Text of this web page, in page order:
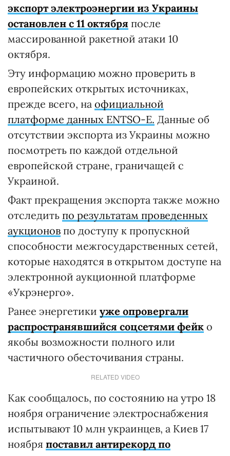
экспорт электроэнергии из Украины
остановлен с 11 октября после
массированной ракетной атаки 10
октября.
Эту информацию можно проверить в
европейских открытых источниках,
прежде всего, на официальной
платформе данных ENTSO-E. Данные об
отсутствии экспорта из Украины можно
посмотреть по каждой отдельной
европейской стране, граничащей с
Украиной.
Факт прекращения экспорта также можно
отследить по результатам проведенных
аукционов по доступу к пропускной
способности межгосударственных сетей,
которые находятся в открытом доступе на
электронной аукционной платформе
«Укрэнерго».
Ранее энергетики уже опровергали
распространявшийся соцсетями фейк о
якобы возможности полного или
частичного обесточивания страны.
RELATED VIDEO
Как сообщалось, по состоянию на утро 18
ноября ограничение электроснабжения
испытывают 10 млн украинцев, а Киев 17
ноября поставил антирекорд по